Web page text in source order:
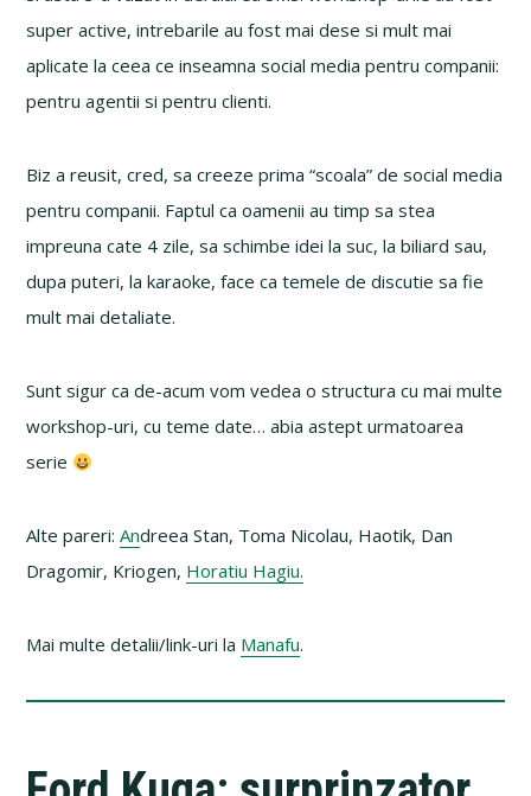
super active, intrebarile au fost mai dese si mult mai
aplicate la ceea ce inseamna social media pentru companii:
pentru agentii si pentru clienti.
Biz a reusit, cred, sa creeze prima “scoala” de social media
pentru companii. Faptul ca oamenii au timp sa stea
impreuna cate 4 zile, sa schimbe idei la suc, la biliard sau,
dupa puteri, la karaoke, face ca temele de discutie sa fie
mult mai detaliate.
Sunt sigur ca de-acum vom vedea o structura cu mai multe
workshop-uri, cu teme date… abia astept urmatoarea
serie
Alte pareri:Andreea Stan, Toma Nicolau, Haotik, Dan
Dragomir, Kriogen, Horatiu Hagiu.
Mai multe detalii/link-uri la Manafu.